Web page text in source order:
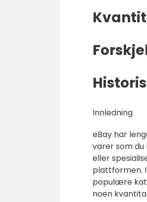
Innledning
eBay har
varer som
eller
plattformen.
populære
noen